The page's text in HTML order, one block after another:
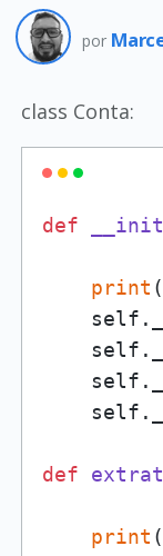
por
class Conta:
def
print (
def
print (